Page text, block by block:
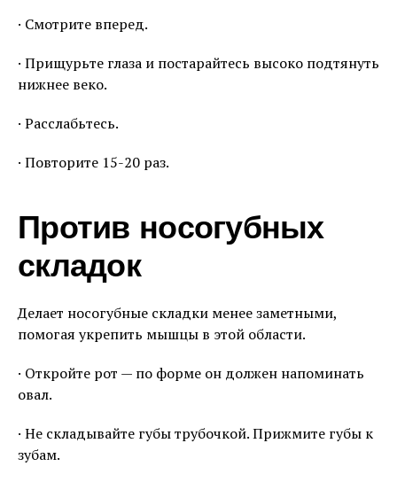
· Смотрите вперед.
· Прищурьте глаза и постарайтесь высоко подтянуть
нижнее веко.
· Расслабьтесь.
· Повторите 15-20 раз.
Против носогубных
складок
Делает носогубные складки менее заметными,
помогая укрепить мышцы в этой области.
· Откройте рот — по форме он должен напоминать
овал.
· Не складывайте губы трубочкой. Прижмите губы к
зубам.